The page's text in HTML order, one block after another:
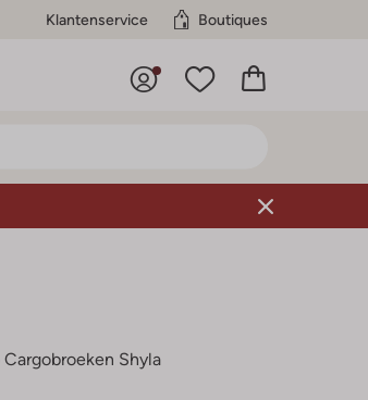
Klantenservice Boutiques
Shyla